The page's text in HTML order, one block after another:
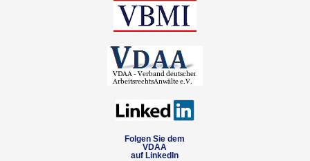
Folgen Sie dem
VDAA
auf LinkedIn